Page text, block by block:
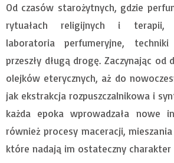
Od czasów starożytnych, gdzie
rytuałach religijnych i terapii,
laboratoria perfumeryjne,
przeszły długą drogę. Zaczynając od
olejków eterycznych, aż do
jak ekstrakcja rozpuszczalnikowa i
każda epoka wprowadzała nowe
również procesy maceracji,
które nadają im ostateczny